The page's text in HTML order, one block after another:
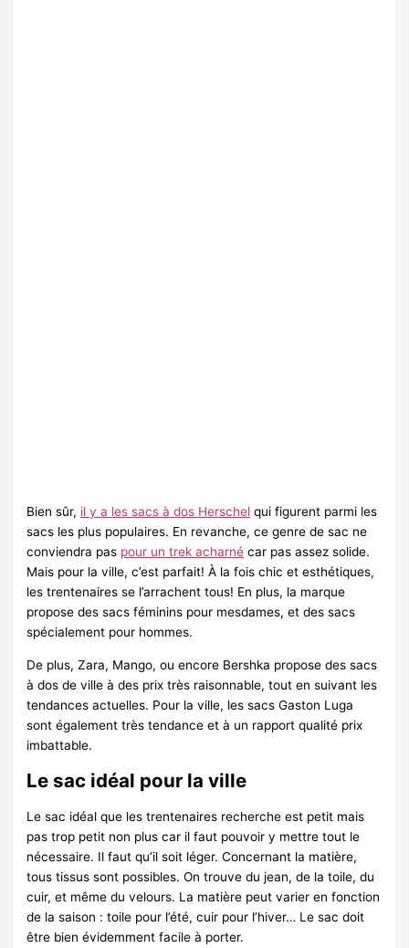
Bien sûr, il y a les sacs à dos Herschel qui figurent parmi les
sacs les plus populaires. En revanche, ce genre de sac ne
conviendra pas pour un trek acharné car pas assez solide.
Mais pour la ville, c’est parfait! À la fois chic et esthétiques,
les trentenaires se l’arrachent tous! En plus, la marque
propose des sacs féminins pour mesdames, et des sacs
spécialement pour hommes.
De plus, Zara, Mango, ou encore Bershka propose des sacs
à dos de ville à des prix très raisonnable, tout en suivant les
tendances actuelles. Pour la ville, les sacs Gaston Luga
sont également très tendance et à un rapport qualité prix
imbattable.
Le sac idéal pour la ville
Le sac idéal que les trentenaires recherche est petit mais
pas trop petit non plus car il faut pouvoir y mettre tout le
nécessaire. Il faut qu’il soit léger. Concernant la matière,
tous tissus sont possibles. On trouve du jean, de la toile, du
cuir, et même du velours. La matière peut varier en fonction
de la saison : toile pour l’été, cuir pour l’hiver… Le sac doit
être bien évidemment facile à porter.